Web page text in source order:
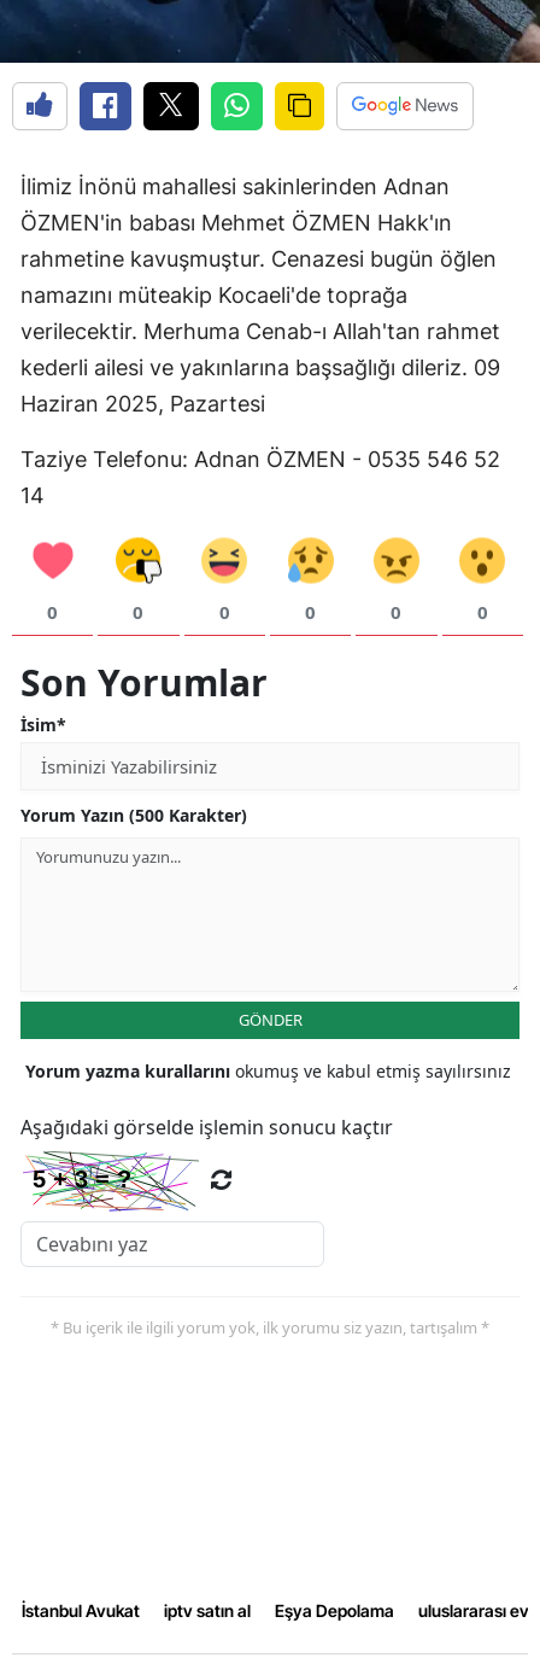
Isparta
Mersin
İstanbul
İzmir
Kars
Kastamonu
Kayseri
Kırklareli
Konya
Kütahya
Malatya
Ordu
Rize
Sakarya
Siirt
Sinop
Sivas
Uşak
İlimiz İnönü mahallesi sakinlerinden Adnan
ÖZMEN'in babası Mehmet ÖZMEN Hakk'ın
rahmetine kavuşmuştur. Cenazesi bugün öğlen
namazını müteakip Kocaeli'de toprağa
verilecektir. Merhuma Cenab-ı Allah'tan rahmet
kederli ailesi ve yakınlarına başsağlığı dileriz. 09
Haziran 2025, Pazartesi
Taziye Telefonu: Adnan ÖZMEN - 0535 546 52
14
0 0 0 0 0 0
Son Yorumlar
İsim*
Yorum Yazın (500 Karakter)
GÖNDER
Yorum yazma kurallarını okumuş ve kabul etmiş sayılırsınız
Aşağıdaki görselde işlemin sonucu kaçtır
* Bu içerik ile ilgili yorum yok, ilk yorumu siz yazın, tartışalım *
İstanbul Avukat iptv satın al Eşya Depolama uluslararası